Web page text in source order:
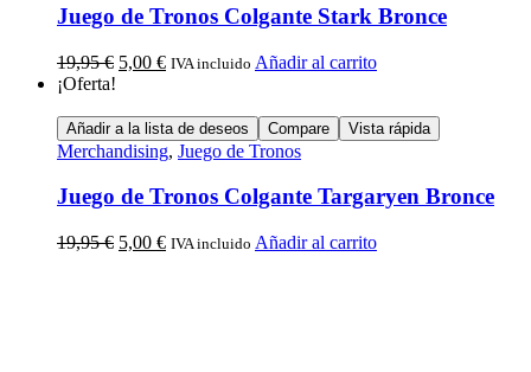
Juego de Tronos Colgante Stark Bronce
19,95€ 5,00 € IVA incluido Añadir al carrito
¡Oferta!
Añadir a la lista de deseos Compare Vista rápida
Merchandising, Juego de Tronos
Juego de Tronos Colgante Targaryen Bronce
19,95€ 5,00 € IVA incluido Añadir al carrito